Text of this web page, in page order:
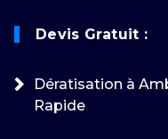
Devis Gratuit :
Dératisation à
Rapide